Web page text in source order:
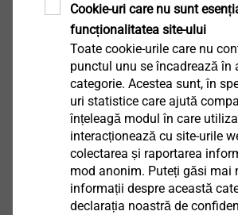
Cookie-uri care nu sunt
funcționalitatea site-ului
Toate cookie-urile care nu
punctul unu se încadrează în
categorie. Acestea sunt, în
uri statistice care ajută
înțeleagă modul în care
interacționează cu site-urile
colectarea și raportarea
mod anonim. Puteți găsi mai
informații despre această
declarația noastră de